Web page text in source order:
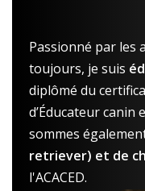
Passionné par les
toujours, je suis
diplômé du
d’Éducateur canin
sommes
retriever) et de
l'ACACED.